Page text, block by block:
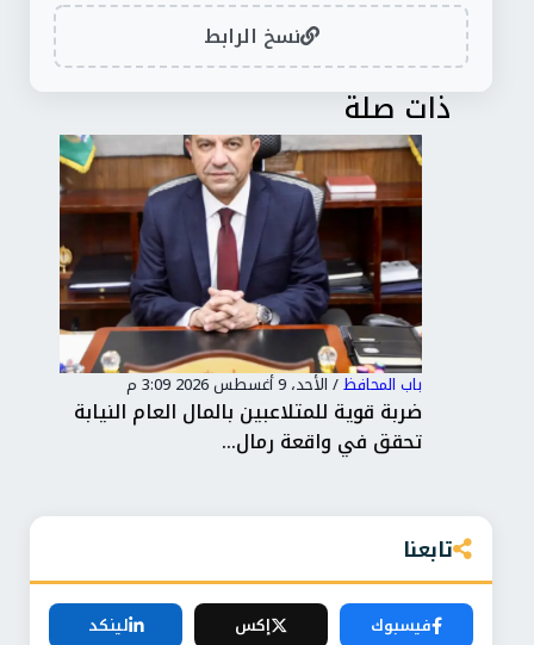
نسخ الرابط
ذات صلة
باب المحافظ/الأحد، 9 أغسطس 2026 3:09 م
ضربة قوية للمتلاعبين بالمال العام النيابة
تحقق في واقعة رمال...
تابعنا
فيسبوك إكس
لينكد